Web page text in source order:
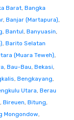
Barat, Bangka
, Banjar (Martapura),
, Bantul, Banyuasin,
, Barito Selatan
(Muara Teweh),
, Bau-Bau, Bekasi,
, Bengkayang,
Utara, Berau
, Bireuen, Bitung,
Mongondow,